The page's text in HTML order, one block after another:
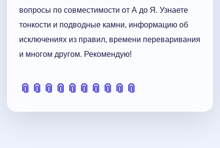
вопросы по совместимости от А до Я. Узнаете
тонкости и подводные камни, информацию об
исключениях из правил, времени переваривания
и многом другом. Рекомендую!
📎 📎 📎 📎 📎 📎 📎 📎 📎 📎